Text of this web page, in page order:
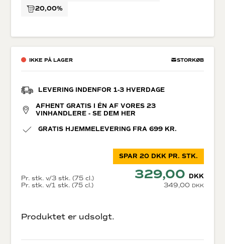
20,00%
IKKE PÅ LAGER STORKØB
LEVERING INDENFOR 1-3 HVERDAGE
AFHENT GRATIS I ÉN AF VORES 23
VINHANDLERE - SE DEM HER
GRATIS HJEMMELEVERING FRA 699 KR.
Pr. stk. v/1 stk. (75 cl.) 349,00 DKK
Pr. stk. v/3 stk. (75 cl.) 329,00 DKK
SPAR 20 DKK PR. STK.
Produktet er udsolgt.